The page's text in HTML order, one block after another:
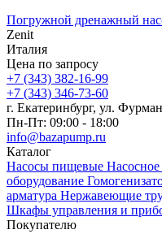
Погружной дренажный
Zenit
Италия
Цена по запросу
+7 (343) 382-16-99
+7 (343) 346-73-‬60
г. Екатеринбург, ул.
Пн-Пт: 09:00 - 18:00
info@bazapump.ru
Каталог
Насосы пищевые Насосное
оборудование
арматура Нержавеющие
Шкафы управления и
Покупателю